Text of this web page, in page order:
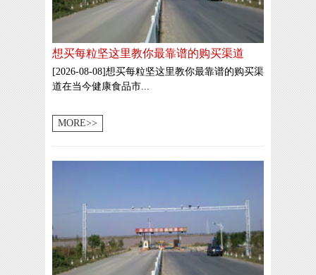
想买每粒坚这里教你最靠谱的购买渠道
[2026-08-08]想买每粒坚这里教你最靠谱的购买渠
道在当今健康食品市...
MORE>>